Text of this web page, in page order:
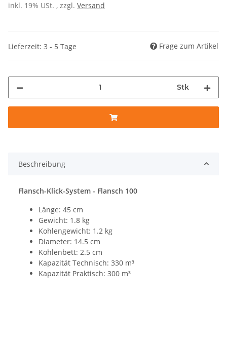
inkl. 19% USt. , zzgl. Versand
Lieferzeit: 3 - 5 Tage Frage zum Artikel
Stk
Beschreibung
Flansch-Klick-System - Flansch 100
Länge: 45 cm
Gewicht: 1.8 kg
Kohlengewicht: 1.2 kg
Diameter: 14.5 cm
Kohlenbett: 2.5 cm
Kapazität Technisch: 330 m³
Kapazität Praktisch: 300 m³